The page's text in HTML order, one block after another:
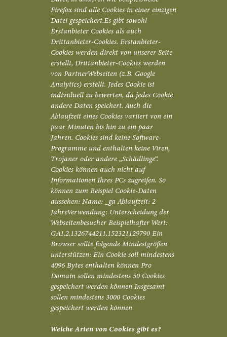
Firefox sind alle Cookies in einer einzigen
Datei gespeichert.Es gibt sowohl
Erstanbieter Cookies als auch
Drittanbieter-Cookies. Erstanbieter-
Cookies werden direkt von unserer Seite
erstellt, Drittanbieter-Cookies werden
von PartnerWebseiten (z.B. Google
Analytics) erstellt. Jedes Cookie ist
individuell zu bewerten, da jedes Cookie
andere Daten speichert. Auch die
Ablaufzeit eines Cookies variiert von ein
paar Minuten bis hin zu ein paar
Jahren. Cookies sind keine Software-
Programme und enthalten keine Viren,
Trojaner oder andere „Schädlinge“.
Cookies können auch nicht auf
Informationen Ihres PCs zugreifen. So
können zum Beispiel Cookie-Daten
aussehen: Name: _ga Ablaufzeit: 2
JahreVerwendung: Unterscheidung der
Webseitenbesucher Beispielhafter Wert:
GA1.2.1326744211.152321129790 Ein
Browser sollte folgende Mindestgrößen
unterstützen: Ein Cookie soll mindestens
4096 Bytes enthalten können Pro
Domain sollen mindestens 50 Cookies
gespeichert werden können Insgesamt
sollen mindestens 3000 Cookies
gespeichert werden können
Welche Arten von Cookies gibt es?